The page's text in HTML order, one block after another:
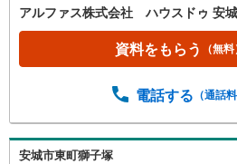
みなどもご相談承ります！
アルファス株式会社 ハウスドゥ 安城
資料をもらう （無料
電話する （通話
安城市東町獅子塚